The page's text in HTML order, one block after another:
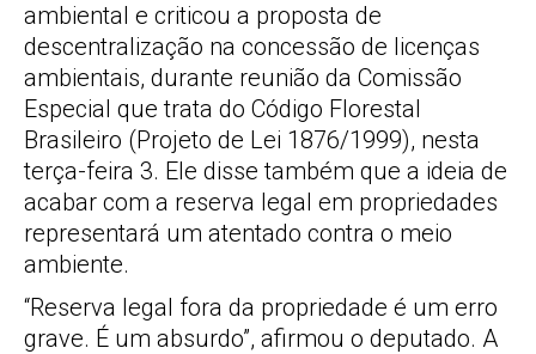
ambiental e criticou a proposta de
descentralização na concessão de licenças
ambientais, durante reunião da Comissão
Especial que trata do Código Florestal
Brasileiro (Projeto de Lei 1876/1999), nesta
terça-feira 3. Ele disse também que a ideia de
acabar com a reserva legal em propriedades
representará um atentado contra o meio
ambiente.
“Reserva legal fora da propriedade é um erro
grave. É um absurdo”, afirmou o deputado. A